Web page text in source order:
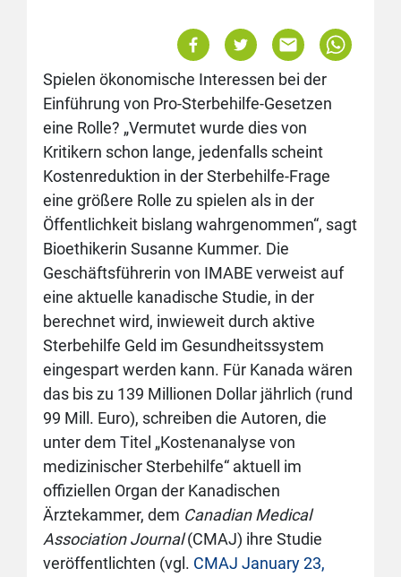
Spielen ökonomische Interessen bei der
Einführung von Pro-Sterbehilfe-Gesetzen
eine Rolle? „Vermutet wurde dies von
Kritikern schon lange, jedenfalls scheint
Kostenreduktion in der Sterbehilfe-Frage
eine größere Rolle zu spielen als in der
Öffentlichkeit bislang wahrgenommen“, sagt
Bioethikerin Susanne Kummer. Die
Geschäftsführerin von IMABE verweist auf
eine aktuelle kanadische Studie, in der
berechnet wird, inwieweit durch aktive
Sterbehilfe Geld im Gesundheitssystem
eingespart werden kann. Für Kanada wären
das bis zu 139 Millionen Dollar jährlich (rund
99 Mill. Euro), schreiben die Autoren, die
unter dem Titel „Kostenanalyse von
medizinischer Sterbehilfe“ aktuell im
offiziellen Organ der Kanadischen
Ärztekammer, dem Canadian Medical
Association Journal(CMAJ) ihre Studie
veröffentlichten (vgl. CMAJ January 23,